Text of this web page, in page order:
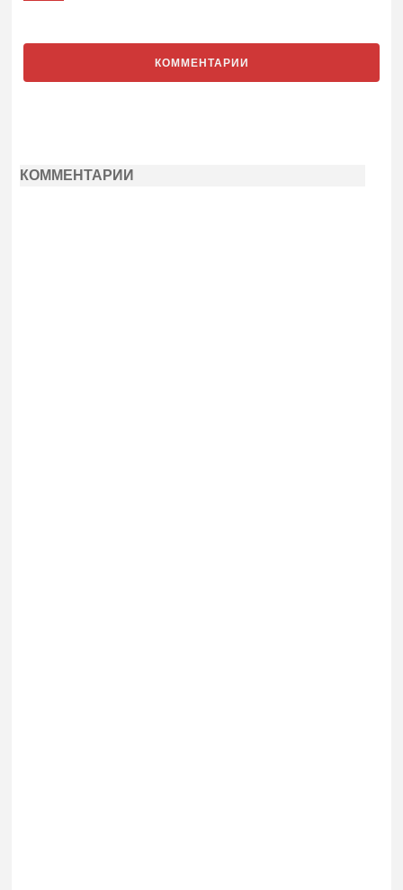
КОММЕНТАРИИ
КОММЕНТАРИИ